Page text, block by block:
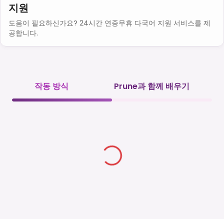
지원
도움이 필요하신가요? 24시간 연중무휴 다국어 지원 서비스를 제
공합니다.
작동 방식 Prune과 함께 배우기